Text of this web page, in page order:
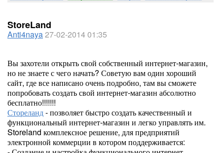
StoreLand
Anti4naya27-02-2014 01:35
Вы захотели открыть свой собственный интернет-магазин,
но не знаете с чего начать? Советую вам один хороший
сайт, где все написано очень подробно, там вы сможете
попробовать создать свой интернет-магазин абсолютно
бесплатно!!!!!!!
Стореланд- позволяет быстро создать качественный и
функциональный интернет-магазин и легко управлять им.
Storeland комплексное решение, для предприятий
электронной коммерции в котором поддерживается: